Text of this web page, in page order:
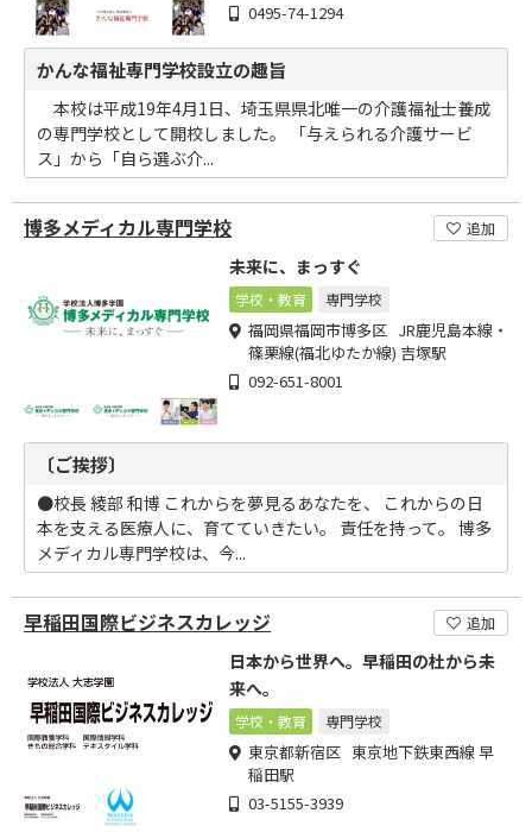
0495-74-1294
かんな福祉専門学校設立の趣旨
本校は平成19年4月1日、埼玉県県北唯一の介護福祉士養成
の専門学校として開校しました。 「与えられる介護サービ
ス」から「自ら選ぶ介...
博多メディカル専門学校 追加
未来に、まっすぐ
学校・教育 専門学校
福岡県福岡市博多区 JR鹿児島本線・
篠栗線(福北ゆたか線) 吉塚駅
092-651-8001
〔ご挨拶〕
●校長 綾部 和博 これからを夢見るあなたを、 これからの日
本を支える医療人に、育てていきたい。 責任を持って。 博多
メディカル専門学校は、今...
早稲田国際ビジネスカレッジ 追加
日本から世界へ。早稲田の杜から未
来へ。
学校・教育 専門学校
東京都新宿区 東京地下鉄東西線 早
稲田駅
03-5155-3939